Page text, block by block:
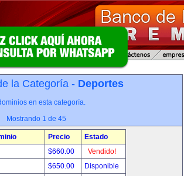
la Categoría - Deportes
en esta categoría.
Mostrando 1 de 45
Precio
Estado
$660.00
Vendido!
$650.00
Disponible